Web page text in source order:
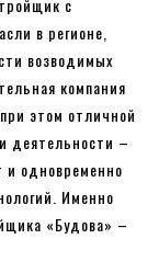
с
в регионе,
возводимых
компания
этом отличной
деятельности –
и одновременно
Именно
«Будова» –